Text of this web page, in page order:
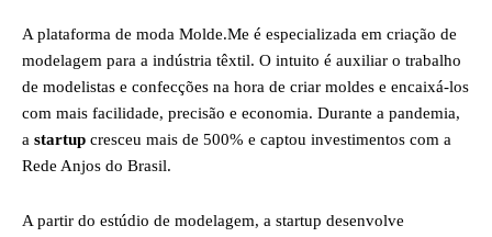
A plataforma de moda Molde.Me é especializada em criação de
modelagem para a indústria têxtil. O intuito é auxiliar o trabalho
de modelistas e confecções na hora de criar moldes e encaixá-los
com mais facilidade, precisão e economia. Durante a pandemia,
a startup cresceu mais de 500% e captou investimentos com a
Rede Anjos do Brasil.
A partir do estúdio de modelagem, a startup desenvolve